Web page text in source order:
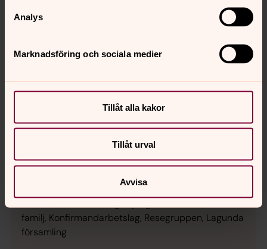
Analys
Marknadsföring och sociala medier
Tillåt alla kakor
Tillåt urval
Avvisa
familj, Konfirmandarbetslag, Resegruppen, Lagunda
församling